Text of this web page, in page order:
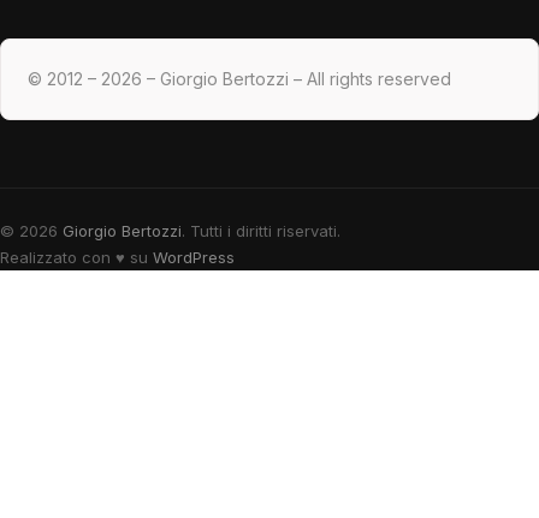
© 2012 – 2026 – Giorgio Bertozzi – All rights reserved
© 2026 Giorgio Bertozzi. Tutti i diritti riservati.
Realizzato con ♥ su WordPress